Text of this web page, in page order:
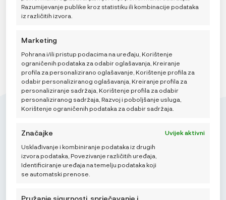
Razumijevanje publike kroz statistiku ili kombinacije podataka
iz različitih izvora.
Marketing
Pohrana i/ili pristup podacima na uređaju, Korištenje
ograničenih podataka za odabir oglašavanja, Kreiranje
profila za personalizirano oglašavanje, Korištenje profila za
odabir personaliziranog oglašavanja, Kreiranje profila za
personaliziranje sadržaja, Korištenje profila za odabir
personaliziranog sadržaja, Razvoj i poboljšanje usluga,
Korištenje ograničenih podataka za odabir sadržaja.
Značajke
Uvijek aktivni
Usklađivanje i kombiniranje podataka iz drugih
izvora podataka, Povezivanje različitih uređaja,
Identificiranje uređaja na temelju podataka koji
se automatski prenose.
Pružanje sigurnosti, sprječavanje i
DODAJ U KOŠARICU
Mikroedra d.o.o.
(01) 48 22 132
info@najnaj.eu